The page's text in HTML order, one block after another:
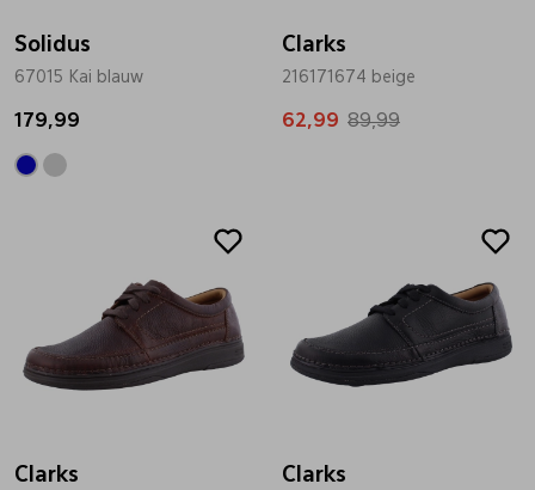
Solidus
67015 Kai blauw
179,99
Clarks
216171674 beige
62,99 89,99
Clarks Clarks